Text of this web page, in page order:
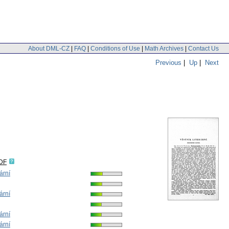
About DML-CZ | FAQ | Conditions of Use | Math Archives | Contact Us
Previous | Up | Next